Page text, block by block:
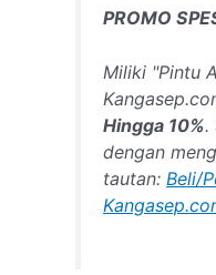
PROMO
Miliki "Pintu
Hingga 10%.
dengan
tautan:Beli/